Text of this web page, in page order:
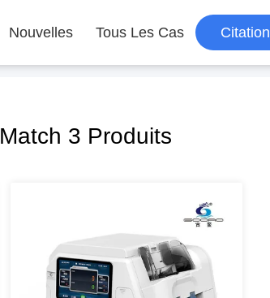
Nouvelles Tous Les Cas Citation
Match 3 Produits